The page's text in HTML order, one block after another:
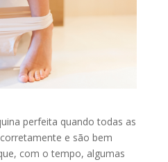
perfeita quando todas as
e são bem
com o tempo, algumas